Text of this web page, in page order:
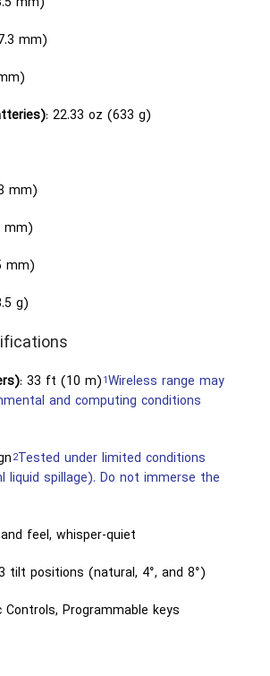
mm)
: 22.33 oz (633 g)
mm)
mm)
mm)
g)
: 33 ft (10 m)1Wireless range may
and computing conditions.
2Tested under limited conditions
liquid spillage). Do not immerse the
feel, whisper-quiet
tilt positions (natural, 4°, and 8°)
Controls, Programmable keys